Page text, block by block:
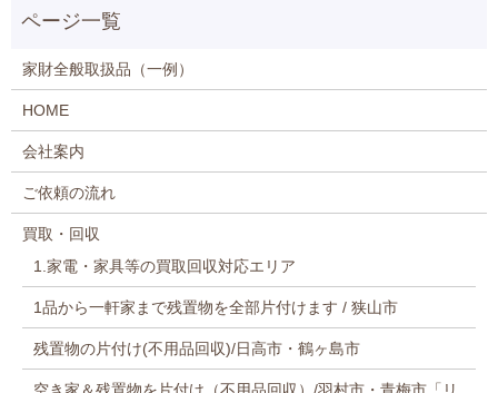
家財全般取扱品（一例）
HOME
会社案内
ご依頼の流れ
買取・回収
1.家電・家具等の買取回収対応エリア
1品から一軒家まで残置物を全部片付けます / 狭山市
残置物の片付け(不用品回収)/日高市・鶴ヶ島市